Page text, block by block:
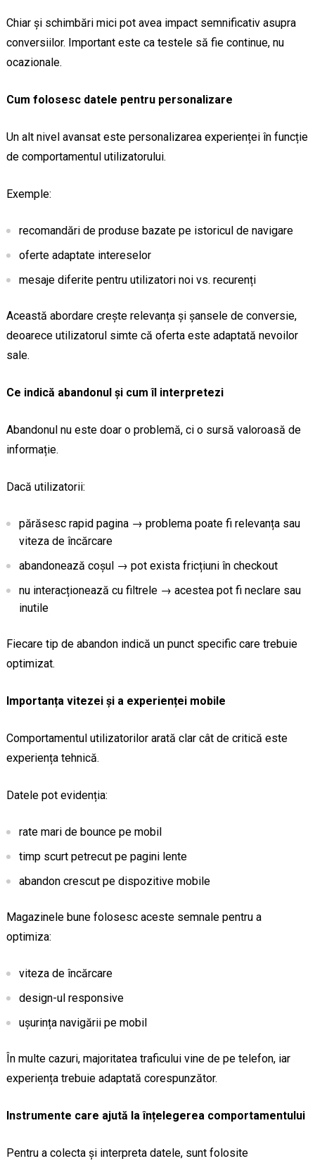
Chiar și schimbări mici pot avea impact semnificativ asupra
conversiilor. Important este ca testele să fie continue, nu
ocazionale.
Cum folosesc datele pentru personalizare
Un alt nivel avansat este personalizarea experienței în funcție
de comportamentul utilizatorului.
Exemple:
recomandări de produse bazate pe istoricul de navigare
oferte adaptate intereselor
mesaje diferite pentru utilizatori noi vs. recurenți
Această abordare crește relevanța și șansele de conversie,
deoarece utilizatorul simte că oferta este adaptată nevoilor
sale.
Ce indică abandonul și cum îl interpretezi
Abandonul nu este doar o problemă, ci o sursă valoroasă de
informație.
Dacă utilizatorii:
părăsesc rapid pagina → problema poate fi relevanța sau
viteza de încărcare
abandonează coșul → pot exista fricțiuni în checkout
nu interacționează cu filtrele → acestea pot fi neclare sau
inutile
Fiecare tip de abandon indică un punct specific care trebuie
optimizat.
Importanța vitezei și a experienței mobile
Comportamentul utilizatorilor arată clar cât de critică este
experiența tehnică.
Datele pot evidenția:
rate mari de bounce pe mobil
timp scurt petrecut pe pagini lente
abandon crescut pe dispozitive mobile
Magazinele bune folosesc aceste semnale pentru a
optimiza:
viteza de încărcare
design-ul responsive
ușurința navigării pe mobil
În multe cazuri, majoritatea traficului vine de pe telefon, iar
experiența trebuie adaptată corespunzător.
Instrumente care ajută la înțelegerea comportamentului
Pentru a colecta și interpreta datele, sunt folosite